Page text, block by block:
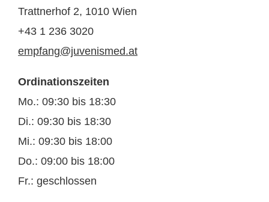
Trattnerhof 2, 1010 Wien
+43 1 236 3020
empfang@juvenismed.at
Ordinationszeiten
Mo.: 09:30 bis 18:30
Di.: 09:30 bis 18:30
Mi.: 09:30 bis 18:00
Do.: 09:00 bis 18:00
Fr.: geschlossen